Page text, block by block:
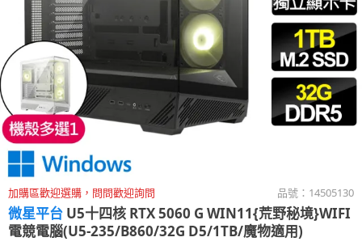
加購區歡迎選購，問問歡迎詢問 品號： 14505130
微星平台 U5十四核 RTX 5060 G WIN11{荒野秘境}WIFI
電競電腦(U5-235/B860/32G D5/1TB/魔物適用)